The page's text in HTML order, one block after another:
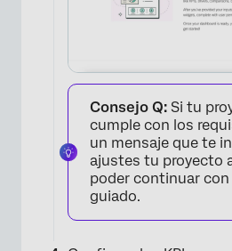
Consejo Q: Si tu
cumple con los
un mensaje que te
ajustes tu proyecto
poder continuar
guiado.